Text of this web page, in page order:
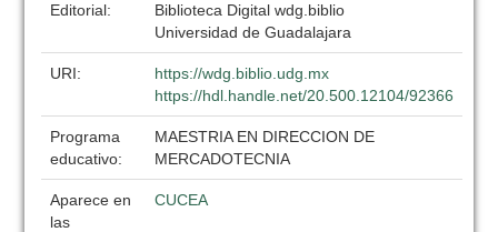
Editorial:
Biblioteca Digital wdg.biblio
Universidad de Guadalajara
URI:
https://wdg.biblio.udg.mx
https://hdl.handle.net/20.500.12104/92366
Programa
educativo:
MAESTRIA EN DIRECCION DE
MERCADOTECNIA
Aparece en
las
CUCEA